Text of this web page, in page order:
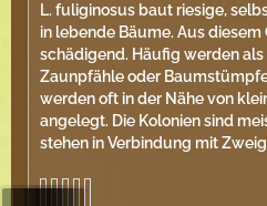
L. fuliginosus baut riesige,
in lebende Bäume. Aus diesem
schädigend. Häufig werden
Zaunpfähle oder
werden oft in der Nähe von
angelegt. Die Kolonien sind
stehen in Verbindung mit